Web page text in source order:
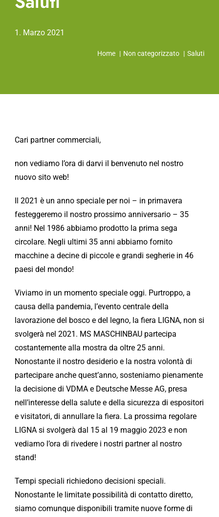
1. Marzo 2021
Home Non categorizzato Saluti
Cari partner commerciali,
non vediamo l’ora di darvi il benvenuto nel nostro
nuovo sito web!
Il 2021 è un anno speciale per noi – in primavera
festeggeremo il nostro prossimo anniversario – 35
anni! Nel 1986 abbiamo prodotto la prima sega
circolare. Negli ultimi 35 anni abbiamo fornito
macchine a decine di piccole e grandi segherie in 46
paesi del mondo!
Viviamo in un momento speciale oggi. Purtroppo, a
causa della pandemia, l’evento centrale della
lavorazione del bosco e del legno, la fiera LIGNA, non si
svolgerà nel 2021. MS MASCHINBAU partecipa
costantemente alla mostra da oltre 25 anni.
Nonostante il nostro desiderio e la nostra volontà di
partecipare anche quest’anno, sosteniamo pienamente
la decisione di VDMA e Deutsche Messe AG, presa
nell’interesse della salute e della sicurezza di espositori
e visitatori, di annullare la fiera. La prossima regolare
LIGNA si svolgerà dal 15 al 19 maggio 2023 e non
vediamo l’ora di rivedere i nostri partner al nostro
stand!
Tempi speciali richiedono decisioni speciali.
Nonostante le limitate possibilità di contatto diretto,
siamo comunque disponibili tramite nuove forme di